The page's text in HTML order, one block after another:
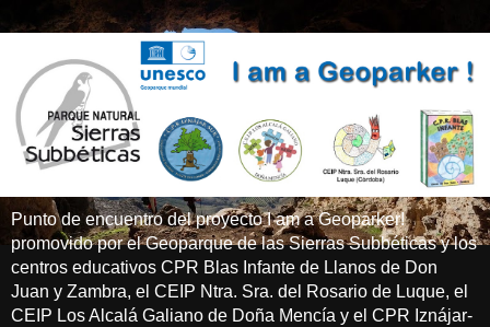
Punto de encuentro del proyecto I am a Geoparker!
promovido por el Geoparque de las Sierras Subbéticas y los
centros educativos CPR Blas Infante de Llanos de Don
Juan y Zambra, el CEIP Ntra. Sra. del Rosario de Luque, el
CEIP Los Alcalá Galiano de Doña Mencía y el CPR Iznájar-